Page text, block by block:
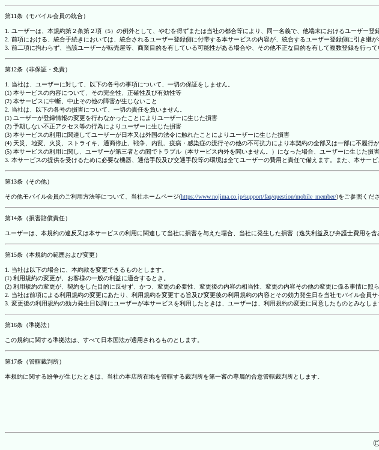
第11条（モバイル会員の統合）
1. ユーザーは、本規約第２条第２項（5）の例外として、やむを得ずまたは当社の都合等により、同一名義で、他端末におけるユーザー
2. 前項における、統合手続きにおいては、統合されるユーザー登録側に付帯する本サービスの内容が、統合するユーザー登録側に引き継が
3. 前二項に拘わらず、当該ユーザーが転売屋等、商業目的を有している可能性がある場合や、その他不正な目的を有して複数登録を行っ
第12条（非保証・免責）
1. 当社は、ユーザーに対して、以下の各号の事項について、一切の保証をしません。
(1) 本サービスの内容について、その完全性、正確性及び有効性等
(2) 本サービスに中断、中止その他の障害が生じないこと
2. 当社は、以下の各号の損害について、一切の責任を負いません。
(1) ユーザーが登録情報の変更を行わなかったことによりユーザーに生じた損害
(2) 予期しない不正アクセス等の行為によりユーザーに生じた損害
(3) 本サービスの利用に関連してユーザーが日本又は外国の法令に触れたことによりユーザーに生じた損害
(4) 天災、地変、火災、ストライキ、通商停止、戦争、内乱、疫病・感染症の流行その他の不可抗力により本契約の全部又は一部に不履行
(5) 本サービスの利用に関し、ユーザーが第三者との間でトラブル（本サービス内外を問いません。）になった場合、ユーザーに生じた損害
3. 本サービスの提供を受けるために必要な機器、通信手段及び交通手段等の環境は全てユーザーの費用と責任で備えます。また、本サー
第13条（その他）
その他モバイル会員のご利用方法等について、当社ホームページ(https://www.nojima.co.jp/support/faq/question/mobile_member/)をご参照くださ
第14条（損害賠償責任）
ユーザーは、本規約の違反又は本サービスの利用に関連して当社に損害を与えた場合、当社に発生した損害（逸失利益及び弁護士費用を含
第15条（本規約の範囲および変更）
1. 当社は以下の場合に、本約款を変更できるものとします。
(1) 利用規約の変更が、お客様の一般の利益に適合するとき。
(2) 利用規約の変更が、契約をした目的に反せず、かつ、変更の必要性、変更後の内容の相当性、変更の内容その他の変更に係る事情に照
2. 当社は前項による利用規約の変更にあたり、利用規約を変更する旨及び変更後の利用規約の内容とその効力発生日を当社モバイル会員サ
3. 変更後の利用規約の効力発生日以降にユーザーが本サービスを利用したときは、ユーザーは、利用規約の変更に同意したものとみなしま
第16条（準拠法）
この規約に関する準拠法は、すべて日本国法が適用されるものとします。
第17条（管轄裁判所）
本規約に関する紛争が生じたときは、当社の本店所在地を管轄する裁判所を第一審の専属的合意管轄裁判所とします。